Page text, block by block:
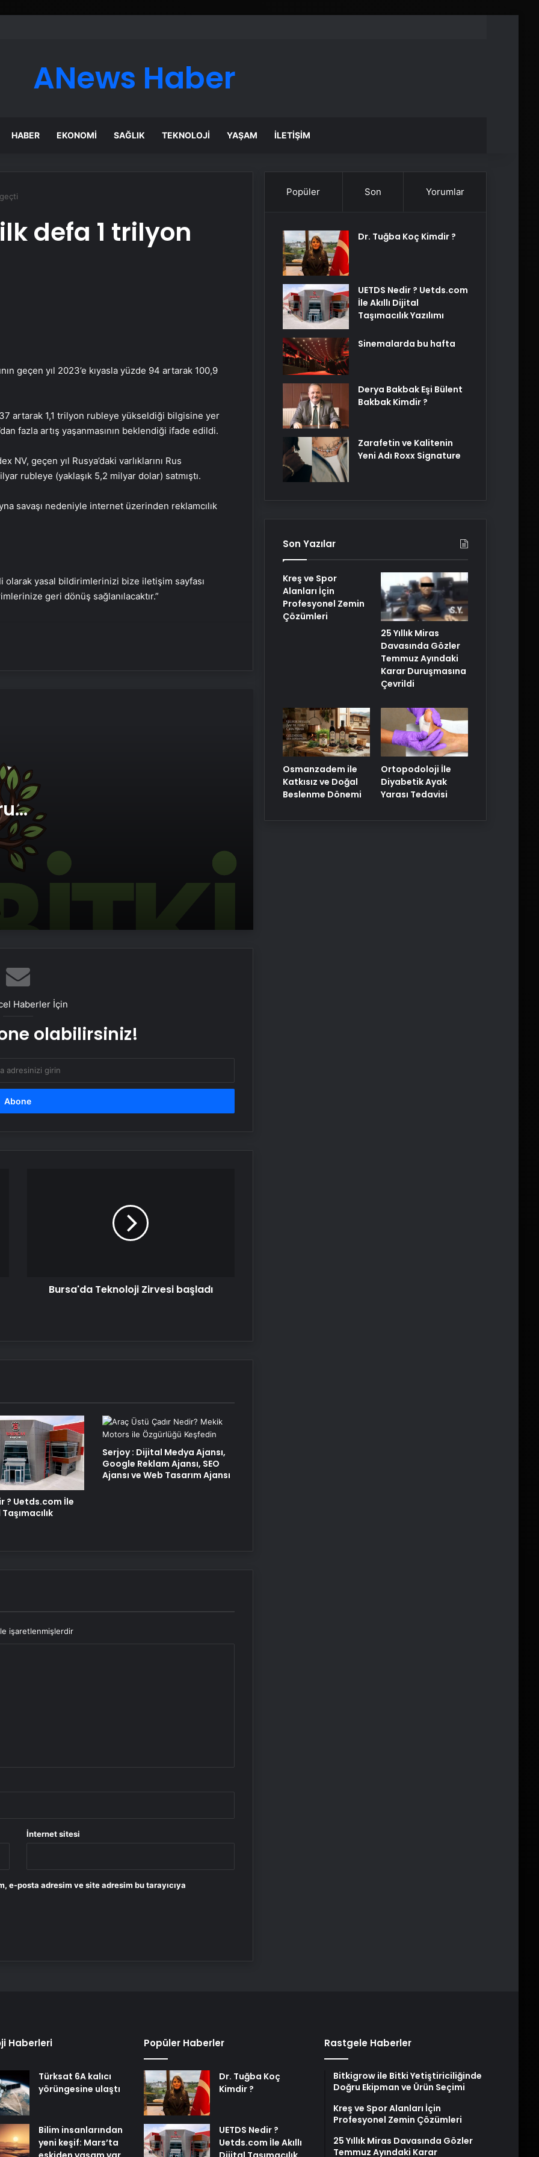
ANews Haber
HABER EKONOMI SAĞLIK TEKNOLOJI YAŞAM İLETIŞIM
defa 1 trilyon
geçen yıl 2023’e kıyasla yüzde 94 artarak 100,9
artarak 1,1 trilyon rubleye yükseldiği bilgisine yer
fazla artış yaşanmasının beklendiği ifade edildi.
NV, geçen yıl Rusya’daki varlıklarını Rus
rubleye (yaklaşık 5,2 milyar dolar) satmıştı.
savaşı nedeniyle internet üzerinden reklamcılık
olarak yasal bildirimlerinizi bize iletişim sayfası
geri dönüş sağlanılacaktır.”
Sosyox, Sosyal Medyada Büyümenin
Güvenilir Adresi Olarak Öne Çıkıyor
Şafak Sezer’den “Form” Çıkartması:
Zarafetin ve Kalitenin Yeni Adı Roxx
Haberler İçin
olabilirsiniz!
Bursa'da Teknoloji Zirvesi başladı
? Uetds.com İle
Serjoy : Dijital Medya Ajansı,
Google Reklam Ajansı, SEO
Ajansı ve Web Tasarım Ajansı
işaretlenmişlerdir
İnternet sitesi
e-posta adresim ve site adresim bu tarayıcıya
Popüler Son Yorumlar
Dr. Tuğba Koç Kimdir ?
UETDS Nedir ? Uetds.com
İle Akıllı Dijital
Taşımacılık Yazılımı
Sinemalarda bu hafta
Derya Bakbak Eşi Bülent
Bakbak Kimdir ?
Zarafetin ve Kalitenin
Yeni Adı Roxx Signature
Son Yazılar
Kreş ve Spor
Alanları İçin
Profesyonel Zemin
Çözümleri
25 Yıllık Miras
Davasında Gözler
Temmuz Ayındaki
Karar Duruşmasına
Çevrildi
Osmanzadem ile
Katkısız ve Doğal
Beslenme Dönemi
Ortopodoloji İle
Diyabetik Ayak
Yarası Tedavisi
Haberleri
Türksat 6A kalıcı
yörüngesine ulaştı
Bilim insanlarından
yeni keşif: Mars’ta
Popüler Haberler
Dr. Tuğba Koç
Kimdir ?
UETDS Nedir ?
Uetds.com İle Akıllı
Rastgele Haberler
Bitkigrow ile Bitki Yetiştiriciliğinde
Doğru Ekipman ve Ürün Seçimi
Kreş ve Spor Alanları İçin
Profesyonel Zemin Çözümleri
25 Yıllık Miras Davasında Gözler
Temmuz Ayındaki Karar